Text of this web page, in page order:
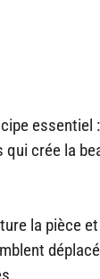
essentiel :
crée la
la pièce